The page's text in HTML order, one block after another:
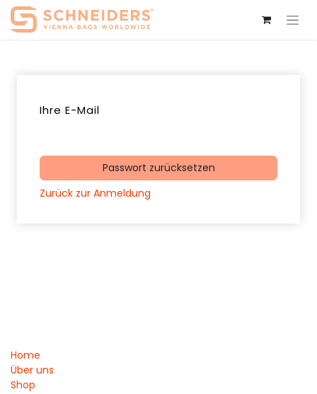
Ihre E-Mail
Passwort zurücksetzen
Zurück zur Anmeldung
Home
Über uns
Shop